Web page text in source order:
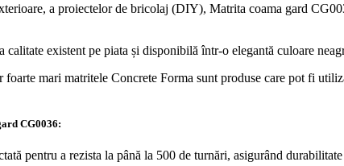
a proiectelor de bricolaj (DIY), Matrita coama gard
existent pe piata și disponibilă într-o elegantă culoare
mari matritele Concrete Forma sunt produse care pot fi
CG0036:
pentru a rezista la până la 500 de turnări, asigurând